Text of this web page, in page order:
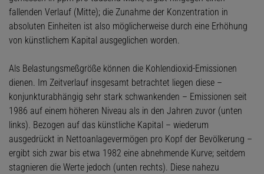
fallenden Verlauf (Mitte); die Zunahme der Konzentration in
absoluten Einheiten ist also möglicherweise durch eine Erhöhung
von künstlichem Kapital ausgeglichen worden.
Als Belastungsmeßgröße können die Kohlendioxid-Emissionen
dienen. Im Zeitverlauf insgesamt betrachtet liegen diese –
konjunkturabhängig sehr stark schwankenden – Emissionen seit
1986 auf einem höheren Niveau als in den Jahren zuvor (unten
links). Bezogen auf das künstliche Kapital – wiederum
ausgedrückt in Nettoanlagevermögen pro Kopf der Bevölkerung –
ergibt sich zwar bis etwa 1982 eine abnehmende Kurve; seitdem
stagnieren die Werte jedoch (unten rechts). Diese nahezu